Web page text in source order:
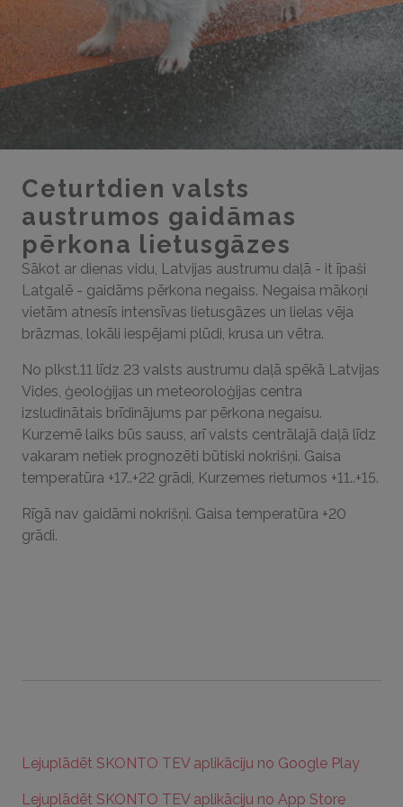
Ceturtdien valsts
austrumos gaidāmas
pērkona lietusgāzes
Sākot ar dienas vidu, Latvijas austrumu daļā - it īpaši
Latgalē - gaidāms pērkona negaiss. Negaisa mākoņi
vietām atnesīs intensīvas lietusgāzes un lielas vēja
brāzmas, lokāli iespējami plūdi, krusa un vētra.
No plkst.11 līdz 23 valsts austrumu daļā spēkā Latvijas
Vides, ģeoloģijas un meteoroloģijas centra
izsludinātais brīdinājums par pērkona negaisu.
Kurzemē laiks būs sauss, arī valsts centrālajā daļā līdz
vakaram netiek prognozēti būtiski nokrišņi. Gaisa
temperatūra +17..+22 grādi, Kurzemes rietumos +11..+15.
Rīgā nav gaidāmi nokrišņi. Gaisa temperatūra +20
grādi.
Lejuplādēt SKONTO TEV aplikāciju no Google Play
Lejuplādēt SKONTO TEV aplikāciju no App Store